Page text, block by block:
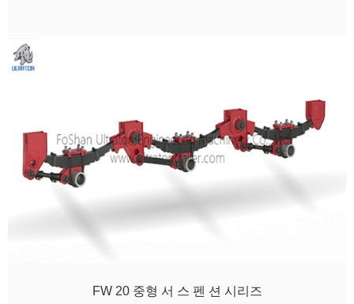
FW 20 중형 서 스 펜 션 시리즈